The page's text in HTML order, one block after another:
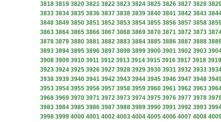
3818 3819 3820 3821 3822 3823 3824 3825 3826 3827 3828
3833 3834 3835 3836 3837 3838 3839 3840 3841 3842 3843
3848 3849 3850 3851 3852 3853 3854 3855 3856 3857 3858
3863 3864 3865 3866 3867 3868 3869 3870 3871 3872 3873
3878 3879 3880 3881 3882 3883 3884 3885 3886 3887 3888
3893 3894 3895 3896 3897 3898 3899 3900 3901 3902 3903
3908 3909 3910 3911 3912 3913 3914 3915 3916 3917 3918 3919
3923 3924 3925 3926 3927 3928 3929 3930 3931 3932 3933
3938 3939 3940 3941 3942 3943 3944 3945 3946 3947 3948
3953 3954 3955 3956 3957 3958 3959 3960 3961 3962 3963
3968 3969 3970 3971 3972 3973 3974 3975 3976 3977 3978
3983 3984 3985 3986 3987 3988 3989 3990 3991 3992 3993
3998 3999 4000 4001 4002 4003 4004 4005 4006 4007 4008